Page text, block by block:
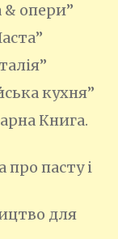
& опери”
кухня”
Книга.
про пасту і
для